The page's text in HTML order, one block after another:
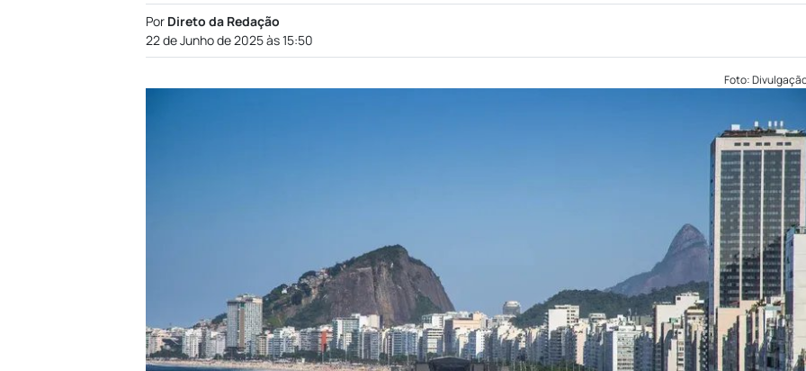
Por Direto da Redação
22 de Junho de 2025 às 15:50
Foto: